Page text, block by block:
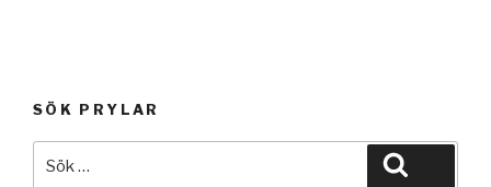
SÖK PRYLAR